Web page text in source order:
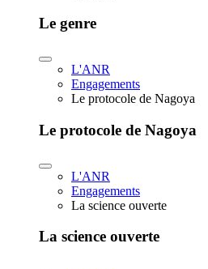
Le genre
L'ANR
Engagements
Le protocole de Nagoya
Le protocole de Nagoya
L'ANR
Engagements
La science ouverte
La science ouverte